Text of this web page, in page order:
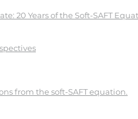
20 Years of the Soft-SAFT
from the soft-SAFT equation.